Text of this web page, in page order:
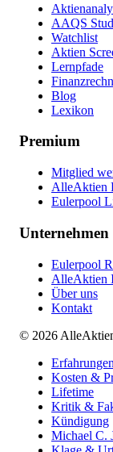
AAQS
Watchlist
Aktien
Lernpfade
Blog
Lexikon
Premium
Mitglied
AlleAktien
Eulerpool
Unternehmen
Eulerpool
AlleAktien
Über uns
Kontakt
© 2026
Erfahrungen
Kosten &
Lifetime
Kritik &
Kündigung
Michael C.